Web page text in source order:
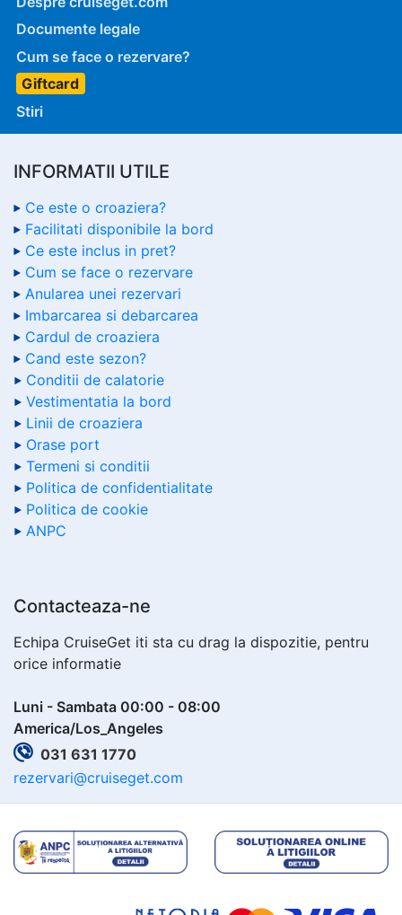
Documente legale
Cum se face o rezervare?
Giftcard
Stiri
INFORMATII UTILE
Ce este o croaziera?
Facilitati disponibile la bord
Ce este inclus in pret?
Cum se face o rezervare
Anularea unei rezervari
Imbarcarea si debarcarea
Cardul de croaziera
Cand este sezon?
Conditii de calatorie
Vestimentatia la bord
Linii de croaziera
Orase port
Termeni si conditii
Politica de confidentialitate
Politica de cookie
ANPC
Contacteaza-ne
Echipa CruiseGet iti sta cu drag la dispozitie, pentru
orice informatie
Luni - Sambata 00:00 - 08:00
America/Los_Angeles
031 631 1770
rezervari@cruiseget.com